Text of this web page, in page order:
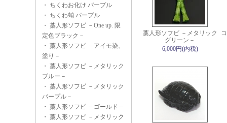
・ ちくわお化け パープル
・ ちくわ蛸 パープル
・ 藁人形ソフビ －One up. 限
定色ブラック－
・ 藁人形ソフビ －アイモ染、
塗り－
・ 藁人形ソフビ －メタリック
ブルー－
・ 藁人形ソフビ －メタリック
パープル－
・ 藁人形ソフビ －ゴールド－
・ 藁人形ソフビ －メタリック
藁人形ソフビ －メタリック
グリーン－
6,000円(内税)